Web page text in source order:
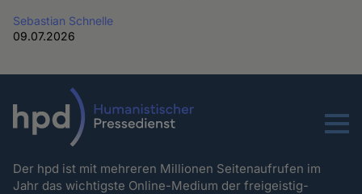
Sebastian Schnelle
09.07.2026
Menu
Der hpd ist mit mehreren Millionen Seitenaufrufen im
Jahr das wichtigste Online-Medium der freigeistig-